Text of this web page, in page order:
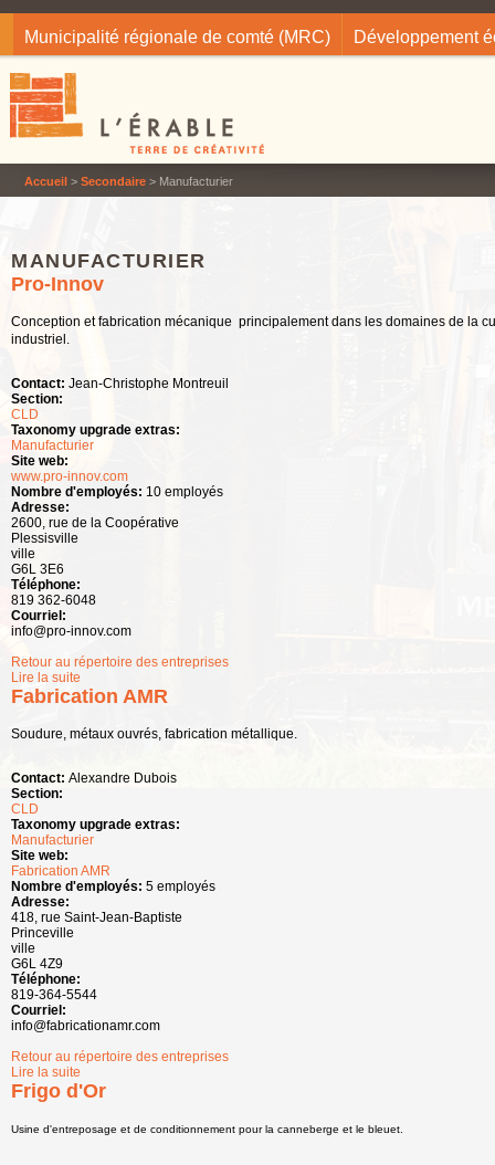
Municipalité régionale de comté (MRC) Développement
Accueil > Secondaire > Manufacturier
MANUFACTURIER
Pro-Innov
Conception et fabrication mécanique principalement dans les domaines de la
industriel.
Contact: Jean-Christophe Montreuil
Section:
CLD
Taxonomy upgrade extras:
Manufacturier
Site web:
www.pro-innov.com
Nombre d'employés: 10 employés
Adresse:
2600, rue de la Coopérative
Plessisville
ville
G6L 3E6
Téléphone:
819 362-6048
Courriel:
info@pro-innov.com
Retour au répertoire des entreprises
Lire la suite
Fabrication AMR
Soudure, métaux ouvrés, fabrication métallique.
Contact: Alexandre Dubois
Section:
CLD
Taxonomy upgrade extras:
Manufacturier
Site web:
Fabrication AMR
Nombre d'employés: 5 employés
Adresse:
418, rue Saint-Jean-Baptiste
Princeville
ville
G6L 4Z9
Téléphone:
819-364-5544
Courriel:
info@fabricationamr.com
Retour au répertoire des entreprises
Lire la suite
Frigo d'Or
Usine d'entreposage et de conditionnement pour la canneberge et le bleuet.